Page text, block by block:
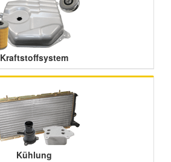
Kraftstoffsystem
Kühlung